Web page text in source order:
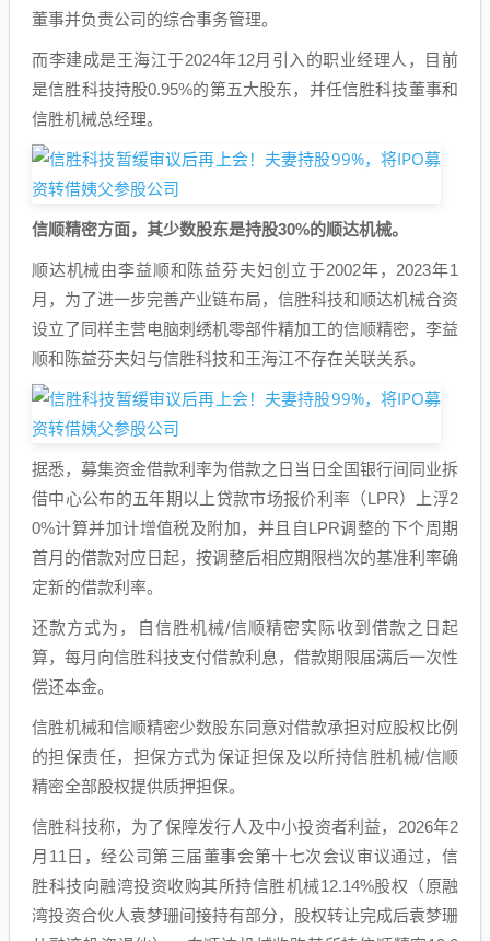
董事并负责公司的综合事务管理。
而李建成是王海江于2024年12月引入的职业经理人，目前
是信胜科技持股0.95%的第五大股东，并任信胜科技董事和
信胜机械总经理。
信顺精密方面，其少数股东是持股30%的顺达机械。
顺达机械由李益顺和陈益芬夫妇创立于2002年，2023年1
月，为了进一步完善产业链布局，信胜科技和顺达机械合资
设立了同样主营电脑刺绣机零部件精加工的信顺精密，李益
顺和陈益芬夫妇与信胜科技和王海江不存在关联关系。
据悉，募集资金借款利率为借款之日当日全国银行间同业拆
借中心公布的五年期以上贷款市场报价利率（LPR）上浮2
0%计算并加计增值税及附加，并且自LPR调整的下个周期
首月的借款对应日起，按调整后相应期限档次的基准利率确
定新的借款利率。
还款方式为，自信胜机械/信顺精密实际收到借款之日起
算，每月向信胜科技支付借款利息，借款期限届满后一次性
偿还本金。
信胜机械和信顺精密少数股东同意对借款承担对应股权比例
的担保责任，担保方式为保证担保及以所持信胜机械/信顺
精密全部股权提供质押担保。
信胜科技称，为了保障发行人及中小投资者利益，2026年2
月11日，经公司第三届董事会第十七次会议审议通过，信
胜科技向融湾投资收购其所持信胜机械12.14%股权（原融
湾投资合伙人袁梦珊间接持有部分，股权转让完成后袁梦珊